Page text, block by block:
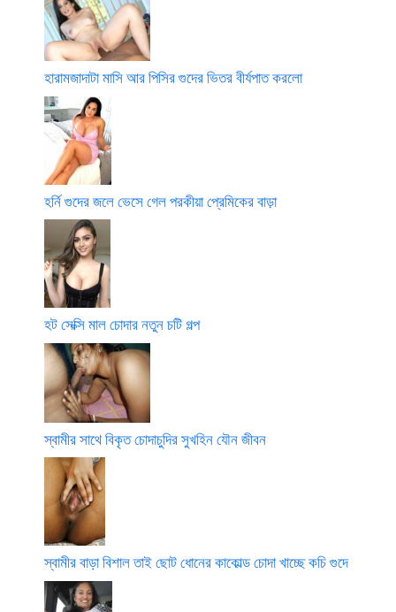
হারামজাদাটা মাসি আর পিসির গুদের ভিতর বীর্যপাত করলো
হর্নি গুদের জলে ভেসে গেল পরকীয়া প্রেমিকের বাড়া
হট সেক্সি মাল চোদার নতুন চটি গল্প
স্বামীর সাথে বিকৃত চোদাচুদির সুখহিন যৌন জীবন
স্বামীর বাড়া বিশাল তাই ছোট ধোনের কাকোল্ড চোদা খাচ্ছে কচি গুদে